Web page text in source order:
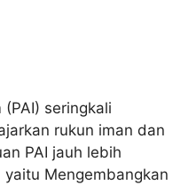
seringkali
rukun iman dan
PAI jauh lebih
Mengembangkan